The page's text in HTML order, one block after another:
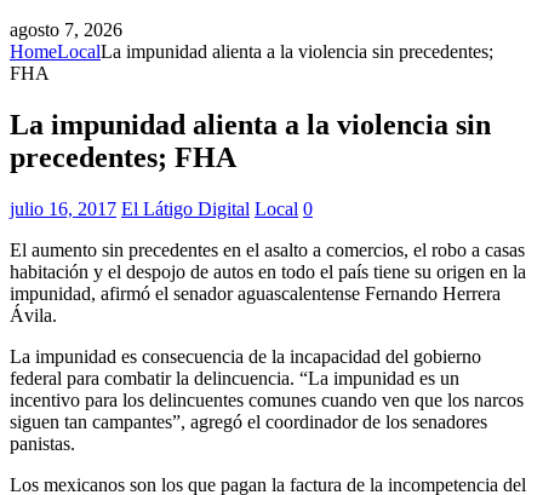
agosto 7, 2026
HomeLocalLa impunidad alienta a la violencia sin precedentes;
FHA
La impunidad alienta a la violencia sin
precedentes; FHA
julio 16, 2017 El Látigo Digital Local 0
El aumento sin precedentes en el asalto a comercios, el robo a casas
habitación y el despojo de autos en todo el país tiene su origen en la
impunidad, afirmó el senador aguascalentense Fernando Herrera
Ávila.
La impunidad es consecuencia de la incapacidad del gobierno
federal para combatir la delincuencia. “La impunidad es un
incentivo para los delincuentes comunes cuando ven que los narcos
siguen tan campantes”, agregó el coordinador de los senadores
panistas.
Los mexicanos son los que pagan la factura de la incompetencia del